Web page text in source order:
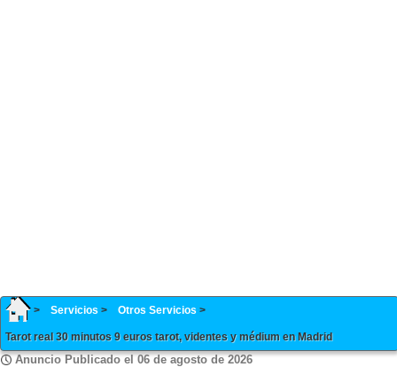
Servicios Otros Servicios
Tarot real 30 minutos 9 euros tarot, videntes y médium en Madrid
Anuncio Publicado el 06 de agosto de 2026